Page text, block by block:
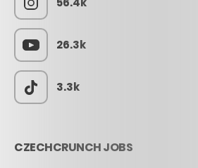
26.3k
3.3k
CZECHCRUNCH JOBS